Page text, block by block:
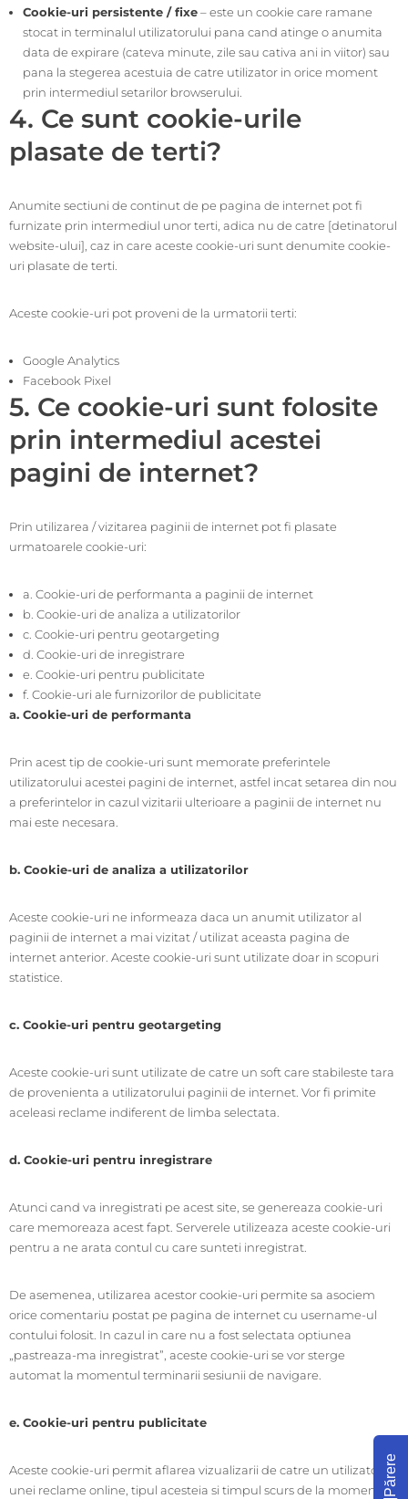
Cookie-uri persistente / fixe– este un cookie care ramane
stocat in terminalul utilizatorului pana cand atinge o anumita
data de expirare (cateva minute, zile sau cativa ani in viitor) sau
pana la stegerea acestuia de catre utilizator in orice moment
prin intermediul setarilor browserului.
4. Ce sunt cookie-urile
plasate de terti?
Anumite sectiuni de continut de pe pagina de internet pot fi
furnizate prin intermediul unor terti, adica nu de catre [detinatorul
website-ului], caz in care aceste cookie-uri sunt denumite cookie-
uri plasate de terti.
Aceste cookie-uri pot proveni de la urmatorii terti:
Google Analytics
Facebook Pixel
5. Ce cookie-uri sunt folosite
prin intermediul acestei
pagini de internet?
Prin utilizarea / vizitarea paginii de internet pot fi plasate
urmatoarele cookie-uri:
a. Cookie-uri de performanta a paginii de internet
b. Cookie-uri de analiza a utilizatorilor
c. Cookie-uri pentru geotargeting
d. Cookie-uri de inregistrare
e. Cookie-uri pentru publicitate
f. Cookie-uri ale furnizorilor de publicitate
a. Cookie-uri de performanta
Prin acest tip de cookie-uri sunt memorate preferintele
utilizatorului acestei pagini de internet, astfel incat setarea din nou
a preferintelor in cazul vizitarii ulterioare a paginii de internet nu
mai este necesara.
b. Cookie-uri de analiza a utilizatorilor
Aceste cookie-uri ne informeaza daca un anumit utilizator al
paginii de internet a mai vizitat / utilizat aceasta pagina de
internet anterior. Aceste cookie-uri sunt utilizate doar in scopuri
statistice.
c. Cookie-uri pentru geotargeting
Aceste cookie-uri sunt utilizate de catre un soft care stabileste tara
de provenienta a utilizatorului paginii de internet. Vor fi primite
aceleasi reclame indiferent de limba selectata.
d. Cookie-uri pentru inregistrare
Atunci cand va inregistrati pe acest site, se genereaza cookie-uri
care memoreaza acest fapt. Serverele utilizeaza aceste cookie-uri
pentru a ne arata contul cu care sunteti inregistrat.
De asemenea, utilizarea acestor cookie-uri permite sa asociem
orice comentariu postat pe pagina de internet cu username-ul
contului folosit. In cazul in care nu a fost selectata optiunea
„pastreaza-ma inregistrat”, aceste cookie-uri se vor sterge
automat la momentul terminarii sesiunii de navigare.
e. Cookie-uri pentru publicitate
Aceste cookie-uri permit aflarea vizualizarii de catre un utilizator a
unei reclame online, tipul acesteia si timpul scurs de la momentulPărere